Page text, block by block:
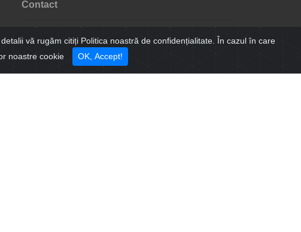
Contact
Vrei sa cumperi un apartament sau ai o intrebare? Trimite un
mesaj și îți răspundem in cel mai scurt timp
Email
vă rugăm citiți Politica noastră de confidențialitate. În cazul în care
noastre cookie
OK, Accept!